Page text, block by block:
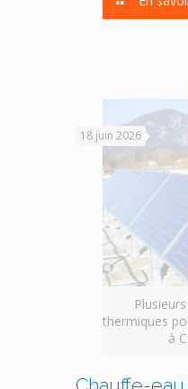
thermiques
à
18 juin 2026